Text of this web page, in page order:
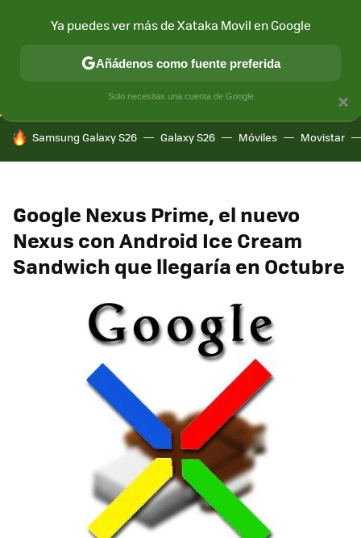
CONECTIVIDAD MÓVIL Y SOCIEDAD APLICACIONES
HOY SE HABLA DE
Samsung Galaxy S26 Galaxy S26 Móviles Movistar
Google Nexus Prime, el nuevo
Nexus con Android Ice Cream
Sandwich que llegaría en Octubre
×
Ya puedes ver más de Xataka Movil en Google
Añádenos como fuente preferida
Solo necesitas una cuenta de Google